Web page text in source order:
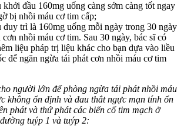
đầu 160mg uống càng sớm càng tốt ngay
bị nhồi máu cơ tim cấp;
duy trì là 160mg uống mỗi ngày trong 30 ngày
nhồi máu cơ tim. Sau 30 ngày, bác sĩ có
liệu pháp trị liệu khác cho bạn dựa vào liều
để ngăn ngừa tái phát cơn nhồi máu cơ tim
người lớn để phòng ngừa tái phát nhồi máu
không ổn định và đau thắt ngực mạn tính ổn
phát và thứ phát các biến cố tim mạch ở
tuýp 1 và tuýp 2: